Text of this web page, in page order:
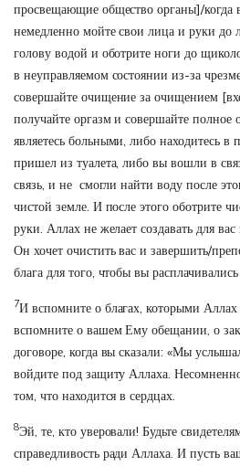
просвещающие общество органы]/когда
немедленно мойте свои лица и руки до
голову водой и оботрите ноги до
в неуправляемом состоянии из-за
совершайте очищение за очищением
получайте оргазм и совершайте
являетесь больными, либо находитесь в
пришел из туалета, либо вы вошли в
связь, и не смогли найти воду после
чистой земле. И после этого оботрите
руки. Аллах не желает создавать для
Он хочет очистить вас и завершить/
блага для того, чтобы вы
7И вспомните о благах, которыми Аллах
вспомните о вашем Ему обещании, о
договоре, когда вы сказали: «Мы
войдите под защиту Аллаха.
том, что находится в сердцах.
8Эй, те, кто уверовали! Будьте
справедливость ради Аллаха. И пусть